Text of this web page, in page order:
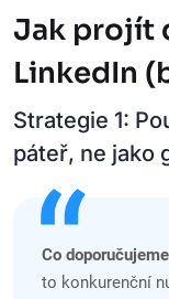
Jak projít
LinkedIn
Strategie 1:
páteř, ne jako
Co
to konkurenční